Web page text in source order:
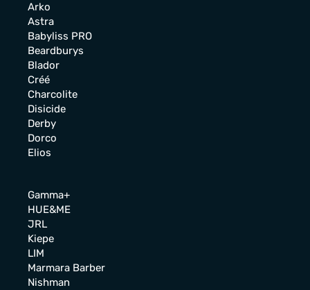
Arko
Astra
Babyliss PRO
Beardburys
Blador
Créé
Charcolite
Disicide
Derby
Dorco
Elios
Gamma+
HUE&ME
JRL
Kiepe
LIM
Marmara Barber
Nishman